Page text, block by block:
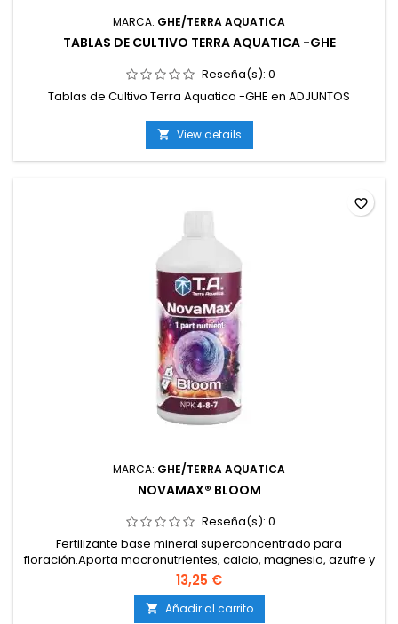
MARCA: GHE/TERRA AQUATICA
TABLAS DE CULTIVO TERRA AQUATICA -GHE
Reseña(s): 0
Tablas de Cultivo Terra Aquatica -GHE en ADJUNTOS
 View details
MARCA: GHE/TERRA AQUATICA
NOVAMAX® BLOOM
Reseña(s): 0
Fertilizante base mineral superconcentrado para
floración.Aporta macronutrientes, calcio, magnesio, azufre y
micronutrientes quelatados.Fórmula patentada con ácidos
húmicos y compuestos naturales.Estabilizado en pH para
una solución nutritiva más constante.Compatible con tierra,
13,25 €
 Añadir al carrito
favorite_border